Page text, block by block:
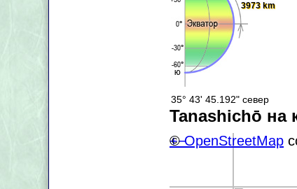
3973 km
35° 43' 45.192" север
Tanashichō на
+−
©OpenStreetMap